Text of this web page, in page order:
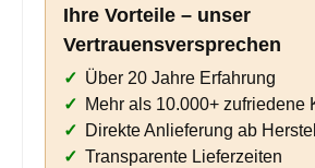
Ihre Vorteile – unser
Vertrauensversprechen
Über 20 Jahre Erfahrung
Mehr als 10.000+ zufriedene
Direkte Anlieferung ab
Transparente Lieferzeiten